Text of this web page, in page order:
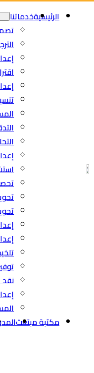
Skip
Skip
الرئيسيةخدماتنا
نقد
مكتبة مبتعث